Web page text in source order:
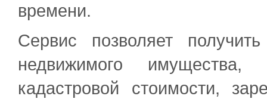
времени.
Сервис позволяет
недвижимого
кадастровой стоимости,